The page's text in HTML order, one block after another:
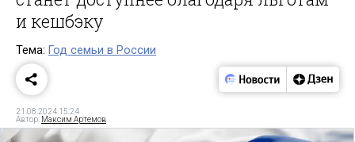
и кешбэку
Тема: Год семьи в России
21.08.2024 15:24
Автор: Максим Артемов